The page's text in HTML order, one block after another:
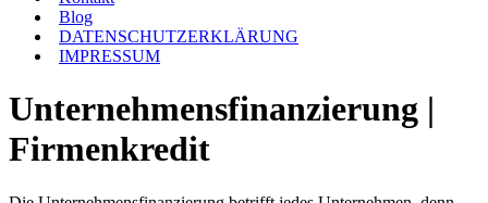
Blog
DATENSCHUTZERKLÄRUNG
IMPRESSUM
Unternehmensfinanzierung |
Firmenkredit